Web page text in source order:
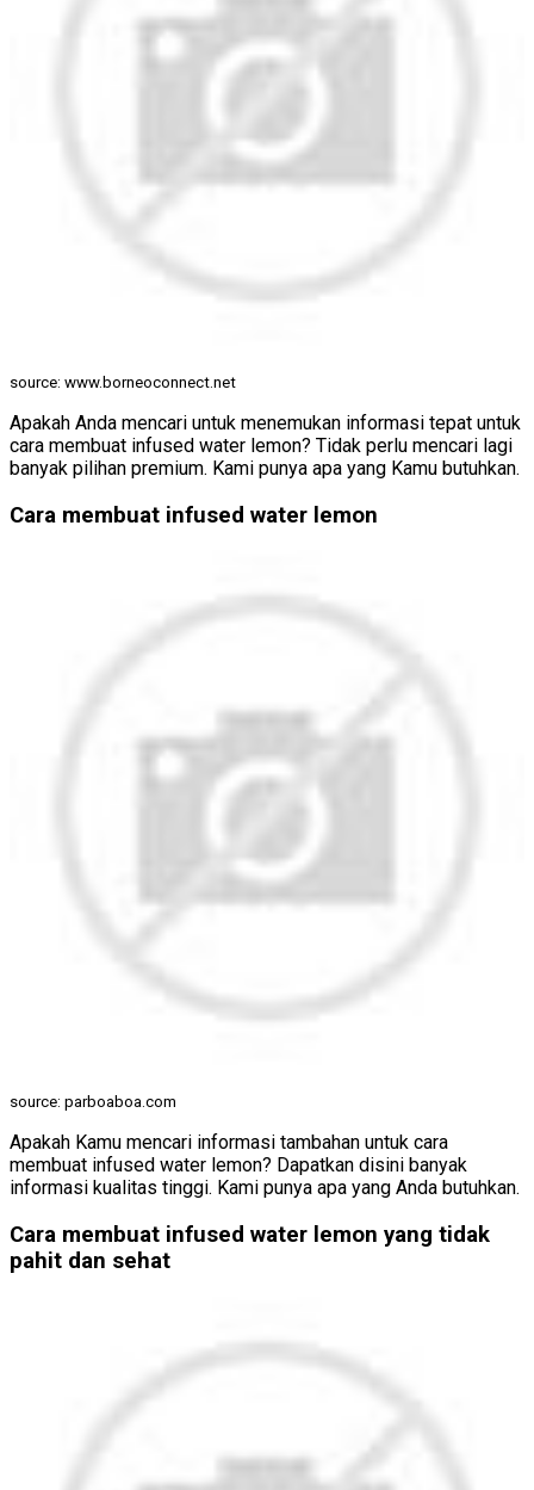
source: www.borneoconnect.net
Apakah Anda mencari untuk menemukan informasi tepat untuk
cara membuat infused water lemon? Tidak perlu mencari lagi
banyak pilihan premium. Kami punya apa yang Kamu butuhkan.
Cara membuat infused water lemon
source: parboaboa.com
Apakah Kamu mencari informasi tambahan untuk cara
membuat infused water lemon? Dapatkan disini banyak
informasi kualitas tinggi. Kami punya apa yang Anda butuhkan.
Cara membuat infused water lemon yang tidak
pahit dan sehat